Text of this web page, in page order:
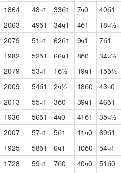
1864 48ч1 33б1 7ч0 40б1
2063 49б1 34ч1 4б1 18ч½
2079 51ч1 62б1 9ч1 7б1
1982 52б1 66ч1 8б0 34ч½
2079 53ч1 1б½ 19ч1 15б½
2009 54б1 2ч½ 18б0 43ч0
2013 55ч1 3б0 39ч1 46б1
1936 56б1 4ч0 41б1 35ч½
2007 57ч1 5б1 11ч0 69б1
1925 58б1 6ч1 10б0 54ч1
1728 59ч1 7б0 40ч0 51б0